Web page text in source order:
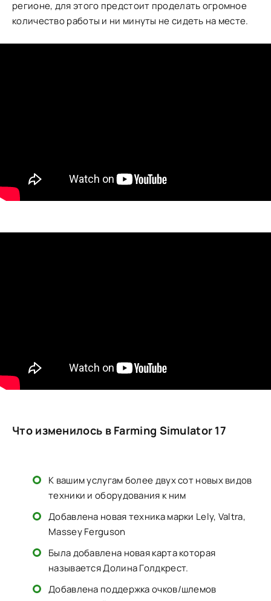
регионе, для этого предстоит проделать огромное
количество работы и ни минуты не сидеть на месте.
Что изменилось в Farming Simulator 17
К вашим услугам более двух сот новых видов
техники и оборудования к ним
Добавлена новая техника марки Lely, Valtra,
Massey Ferguson
Была добавлена новая карта которая
называется Долина Голдкрест.
Добавлена поддержка очков/шлемов